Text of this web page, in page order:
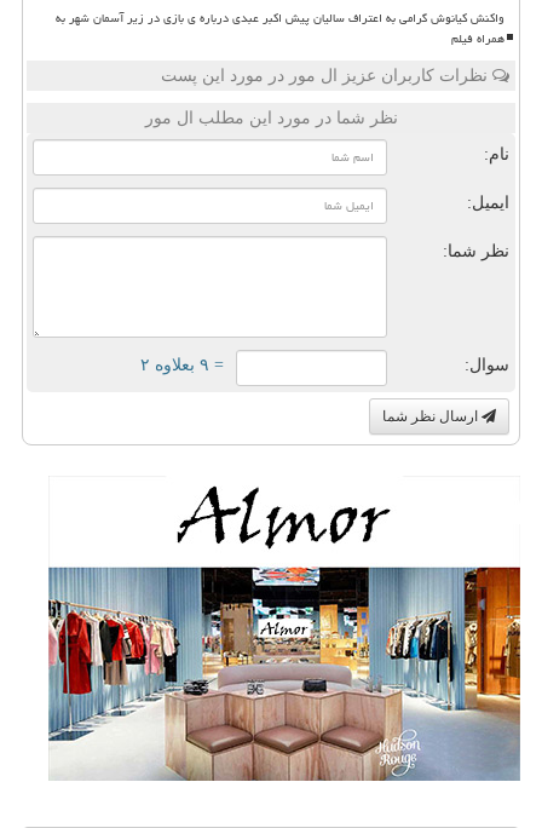
واکنش کیانوش گرامی به اعتراف سالیان پیش اکبر عبدی درباره ی بازی در زیر آسمان شهر به
همراه فیلم
نظرات کاربران عزیز ال مور در مورد این پست
نظر شما در مورد این مطلب ال مور
نام:
ایمیل:
نظر شما:
سوال: = ۹ بعلاوه ۲
ارسال نظر شما